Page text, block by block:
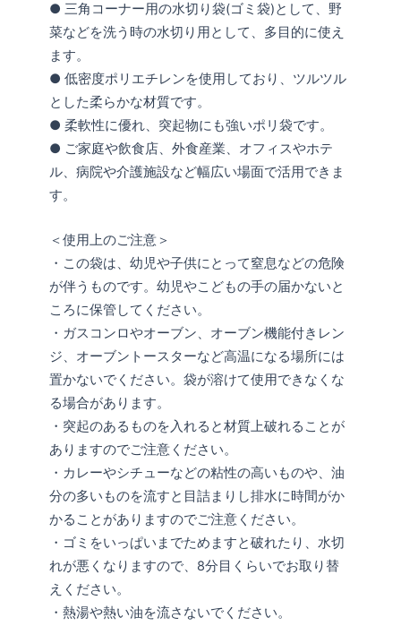
● 三角コーナー用の水切り袋(ゴミ袋)として、野
菜などを洗う時の水切り用として、多目的に使え
ます。
● 低密度ポリエチレンを使用しており、ツルツル
とした柔らかな材質です。
● 柔軟性に優れ、突起物にも強いポリ袋です。
● ご家庭や飲食店、外食産業、オフィスやホテ
ル、病院や介護施設など幅広い場面で活用できま
す。
＜使用上のご注意＞
・この袋は、幼児や子供にとって窒息などの危険
が伴うものです。幼児やこどもの手の届かないと
ころに保管してください。
・ガスコンロやオーブン、オーブン機能付きレン
ジ、オーブントースターなど高温になる場所には
置かないでください。袋が溶けて使用できなくな
る場合があります。
・突起のあるものを入れると材質上破れることが
ありますのでご注意ください。
・カレーやシチューなどの粘性の高いものや、油
分の多いものを流すと目詰まりし排水に時間がか
かることがありますのでご注意ください。
・ゴミをいっぱいまでためますと破れたり、水切
れが悪くなりますので、8分目くらいでお取り替
えください。
・熱湯や熱い油を流さないでください。